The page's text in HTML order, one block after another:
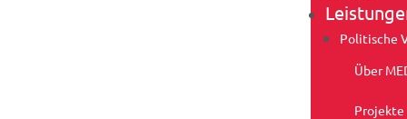
Politische
Über
Projekte